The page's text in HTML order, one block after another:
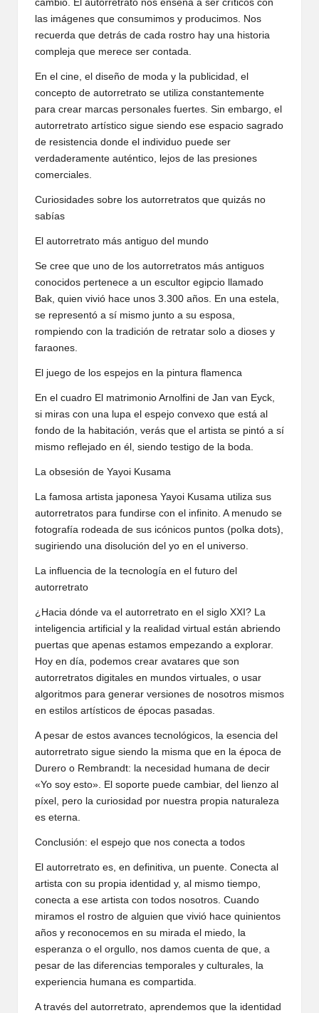
cambio. El autorretrato nos enseña a ser críticos con
las imágenes que consumimos y producimos. Nos
recuerda que detrás de cada rostro hay una historia
compleja que merece ser contada.
En el cine, el diseño de moda y la publicidad, el
concepto de autorretrato se utiliza constantemente
para crear marcas personales fuertes. Sin embargo, el
autorretrato artístico sigue siendo ese espacio sagrado
de resistencia donde el individuo puede ser
verdaderamente auténtico, lejos de las presiones
comerciales.
Curiosidades sobre los autorretratos que quizás no
sabías
El autorretrato más antiguo del mundo
Se cree que uno de los autorretratos más antiguos
conocidos pertenece a un escultor egipcio llamado
Bak, quien vivió hace unos 3.300 años. En una estela,
se representó a sí mismo junto a su esposa,
rompiendo con la tradición de retratar solo a dioses y
faraones.
El juego de los espejos en la pintura flamenca
En el cuadro El matrimonio Arnolfini de Jan van Eyck,
si miras con una lupa el espejo convexo que está al
fondo de la habitación, verás que el artista se pintó a sí
mismo reflejado en él, siendo testigo de la boda.
La obsesión de Yayoi Kusama
La famosa artista japonesa Yayoi Kusama utiliza sus
autorretratos para fundirse con el infinito. A menudo se
fotografía rodeada de sus icónicos puntos (polka dots),
sugiriendo una disolución del yo en el universo.
La influencia de la tecnología en el futuro del
autorretrato
¿Hacia dónde va el autorretrato en el siglo XXI? La
inteligencia artificial y la realidad virtual están abriendo
puertas que apenas estamos empezando a explorar.
Hoy en día, podemos crear avatares que son
autorretratos digitales en mundos virtuales, o usar
algoritmos para generar versiones de nosotros mismos
en estilos artísticos de épocas pasadas.
A pesar de estos avances tecnológicos, la esencia del
autorretrato sigue siendo la misma que en la época de
Durero o Rembrandt: la necesidad humana de decir
«Yo soy esto». El soporte puede cambiar, del lienzo al
píxel, pero la curiosidad por nuestra propia naturaleza
es eterna.
Conclusión: el espejo que nos conecta a todos
El autorretrato es, en definitiva, un puente. Conecta al
artista con su propia identidad y, al mismo tiempo,
conecta a ese artista con todos nosotros. Cuando
miramos el rostro de alguien que vivió hace quinientos
años y reconocemos en su mirada el miedo, la
esperanza o el orgullo, nos damos cuenta de que, a
pesar de las diferencias temporales y culturales, la
experiencia humana es compartida.
A través del autorretrato, aprendemos que la identidad